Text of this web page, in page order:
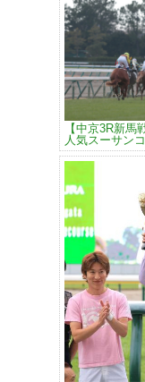
【中京3R新
人気スーサン